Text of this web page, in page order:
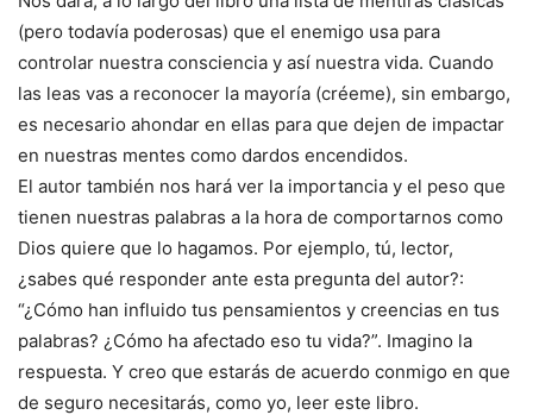
(pero todavía poderosas) que el enemigo usa para
controlar nuestra consciencia y así nuestra vida. Cuando
las leas vas a reconocer la mayoría (créeme), sin embargo,
es necesario ahondar en ellas para que dejen de impactar
en nuestras mentes como dardos encendidos.
El autor también nos hará ver la importancia y el peso que
tienen nuestras palabras a la hora de comportarnos como
Dios quiere que lo hagamos. Por ejemplo, tú, lector,
¿sabes qué responder ante esta pregunta del autor?:
“¿Cómo han influido tus pensamientos y creencias en tus
palabras? ¿Cómo ha afectado eso tu vida?”. Imagino la
respuesta. Y creo que estarás de acuerdo conmigo en que
de seguro necesitarás, como yo, leer este libro.